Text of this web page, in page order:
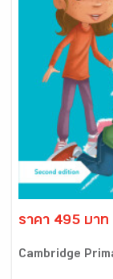
ราคา 495 บาท
Cambridge